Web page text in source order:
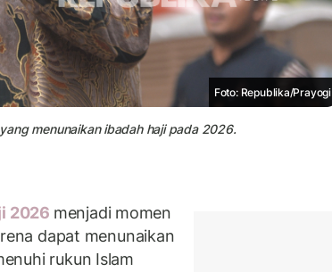
Foto: Republika/Prayogi
menunaikan ibadah haji pada 2026.
2026 menjadi momen
dapat menunaikan
rukun Islam